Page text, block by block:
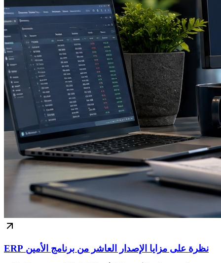
نظرة على مزايا الإصدار العاشر من برنامج الأمين ERP